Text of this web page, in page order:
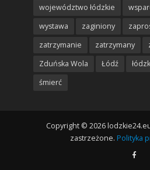
województwo łódzkie
wystawa
zaginiony
zatrzymanie
zatrzymany
Zduńska Wola
Łódź
śmierć
Copyright © 2026
zastrzeżone. Polityka